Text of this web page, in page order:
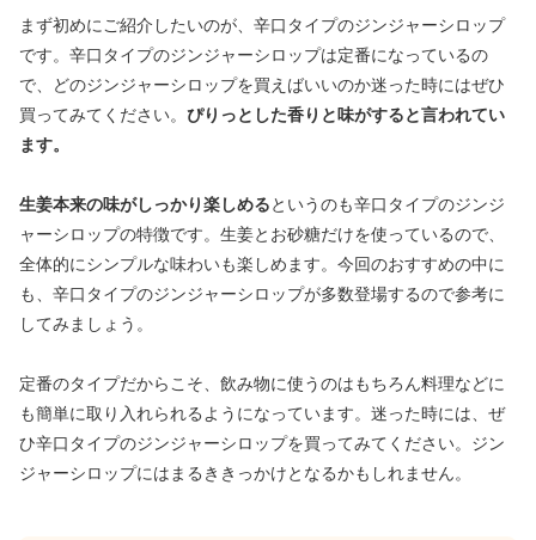
まず初めにご紹介したいのが、辛口タイプのジンジャーシロップ
です。辛口タイプのジンジャーシロップは定番になっているの
で、どのジンジャーシロップを買えばいいのか迷った時にはぜひ
買ってみてください。 ぴりっとした香りと味がすると言われてい
ます。
生姜本来の味がしっかり楽しめる というのも辛口タイプのジンジ
ャーシロップの特徴です。生姜とお砂糖だけを使っているので、
全体的にシンプルな味わいも楽しめます。今回のおすすめの中に
も、辛口タイプのジンジャーシロップが多数登場するので参考に
してみましょう。
定番のタイプだからこそ、飲み物に使うのはもちろん料理などに
も簡単に取り入れられるようになっています。迷った時には、ぜ
ひ辛口タイプのジンジャーシロップを買ってみてください。ジン
ジャーシロップにはまるききっかけとなるかもしれません。